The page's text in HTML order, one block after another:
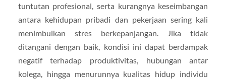
tuntutan profesional, serta kurangnya keseimbangan
antara kehidupan pribadi dan pekerjaan sering kali
menimbulkan stres berkepanjangan. Jika tidak
ditangani dengan baik, kondisi ini dapat berdampak
negatif terhadap produktivitas, hubungan antar
kolega, hingga menurunnya kualitas hidup individu